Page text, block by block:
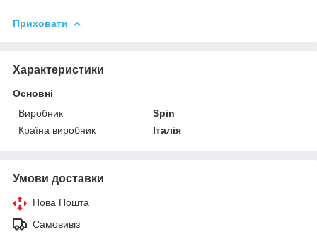
Приховати
Характеристики
Основні
Виробник
Spin
Країна виробник
Італія
Умови доставки
Нова Пошта
Самовивіз